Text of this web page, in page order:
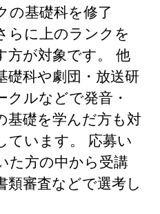
の基礎科を修了
らに上のランクを
方が対象です。 他
礎科や劇団・放送研
クルなどで発音・
基礎を学んだ方も対
ています。 応募い
た方の中から受講
類審査などで選考し